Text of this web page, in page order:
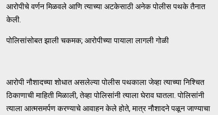
आरोपीचे वर्णन मिळवले आणि त्याच्या अटकेसाठी अनेक पोलीस पथके तैनात
केली.
पोलिसांसोबत झाली चकमक; आरोपीच्या पायाला लागली गोळी
आरोपी नौशादच्या शोधात असलेल्या पोलीस पथकाला जेव्हा त्याच्या निश्चित
ठिकाणाची माहिती मिळाली, तेव्हा पोलिसांनी त्याला घेराव घातला. पोलिसांनी
त्याला आत्मसमर्पण करण्याचे आवाहन केले होते, मात्र नौशादने पळून जाण्याचा